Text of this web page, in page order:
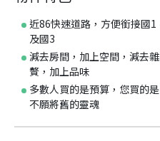
近86快速道路，方便銜接國1
及國3
減去房間，加上空間，減去雜
贅，加上品味
多數人買的是預算，您買的是
不願將舊的靈魂